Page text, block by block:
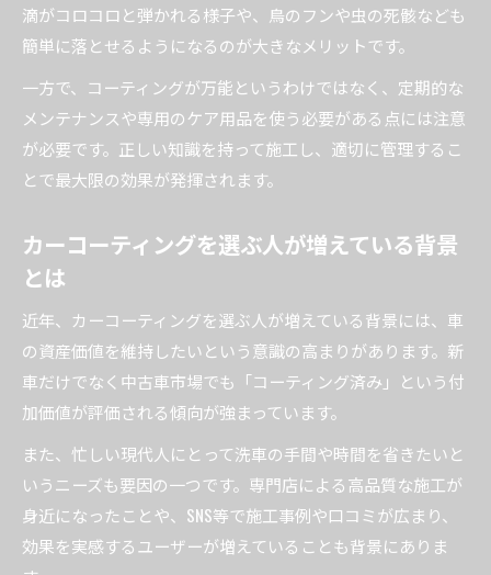
車コーティングが資産価値にどんな影響を及ぼ
すか
新車コーティングをする理由と下取り査定への
効果
カーコーティングによる車の美観と経済的価値
の維持
実力
滴がコロコロと弾かれる様子や、鳥のフンや虫の死骸なども
簡単に落とせるようになるのが大きなメリットです。
一方で、コーティングが万能というわけではなく、定期的な
メンテナンスや専用のケア用品を使う必要がある点には注意
が必要です。正しい知識を持って施工し、適切に管理するこ
とで最大限の効果が発揮されます。
カーコーティングを選ぶ人が増えている背景
とは
近年、カーコーティングを選ぶ人が増えている背景には、車
の資産価値を維持したいという意識の高まりがあります。新
車だけでなく中古車市場でも「コーティング済み」という付
加価値が評価される傾向が強まっています。
また、忙しい現代人にとって洗車の手間や時間を省きたいと
いうニーズも要因の一つです。専門店による高品質な施工が
身近になったことや、SNS等で施工事例や口コミが広まり、
効果を実感するユーザーが増えていることも背景にありま